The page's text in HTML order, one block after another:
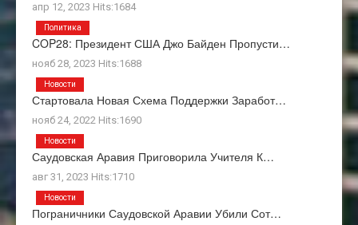
апр 12, 2023 Hits:1684
COP28: Президент США Джо Байден Пропусти…
нояб 28, 2023 Hits:1688
Политика
Стартовала Новая Схема Поддержки Заработ…
нояб 24, 2022 Hits:1690
Новости
Саудовская Аравия Приговорила Учителя К…
авг 31, 2023 Hits:1710
Новости
Пограничники Саудовской Аравии Убили Сот…
Новости